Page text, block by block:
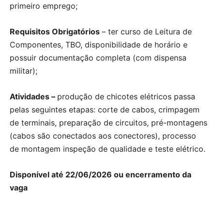
primeiro emprego;
Requisitos Obrigatórios – ter curso de Leitura de
Componentes, TBO, disponibilidade de horário e
possuir documentação completa (com dispensa
militar);
Atividades – produção de chicotes elétricos passa
pelas seguintes etapas: corte de cabos, crimpagem
de terminais, preparação de circuitos, pré-montagens
(cabos são conectados aos conectores), processo
de montagem inspeção de qualidade e teste elétrico.
Disponível até 22/06/2026 ou encerramento da
vaga